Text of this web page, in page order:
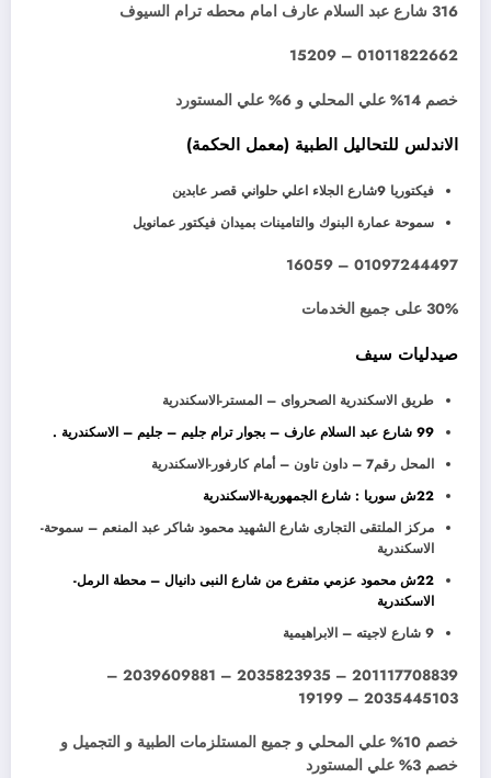
316 شارع عبد السلام عارف امام محطه ترام السيوف
01011822662 – 15209
خصم 14% علي المحلي و 6% علي المستورد
الاندلس للتحاليل الطبية (معمل الحكمة)
فيكتوريا 9شارع الجلاء اعلي حلواني قصر عابدين
سموحة عمارة البنوك والتامينات بميدان فيكتور عمانويل
01097244497 – 16059
30% على جميع الخدمات
صيدليات سيف
طريق الاسكندرية الصحرواى – المستر-الاسكندرية
99 شارع عبد السلام عارف – بجوار ترام جليم – جليم – الاسكندرية .
المحل رقم7 – داون تاون – أمام كارفور-الاسكندرية
22ش سوريا : شارع الجمهورية-الاسكندرية
مركز الملتقى التجارى شارع الشهيد محمود شاكر عبد المنعم – سموحة-
الاسكندرية
22ش محمود عزمي متفرع من شارع النبى دانيال – محطة الرمل-
الاسكندرية
9 شارع لاجيته – الابراهيمية
201117708839 – 2035823935 – 2039609881 –
2035445103 – 19199
خصم 10% علي المحلي و جميع المستلزمات الطبية و التجميل و
خصم 3% علي المستورد